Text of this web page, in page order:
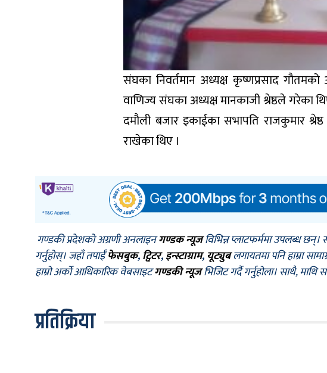
संघका निवर्तमान अध्यक्ष कृष्णप्रसाद
वाणिज्य संघका अध्यक्ष मानकाजी श्रेष्ठले गरेका
दमौली बजार इकाईका सभापति राजकुमार
राखेका थिए ।
गण्डकी प्रदेशको अग्रणी अनलाइनगण्डक न्यूजविभिन्न प्लाटफर्ममा उपलब्ध छन्।
गर्नुहोस्। जहाँ तपाईँफेसबुक,ट्विटर,इन्स्टाग्राम, यूट्युबलगायतमा पनि हाम्रा
हाम्रो अर्को आधिकारिक वेबसाइटगण्डकी न्यूजभिजिट गर्दै गर्नुहोला। साथै, माथि
प्रतिक्रिया